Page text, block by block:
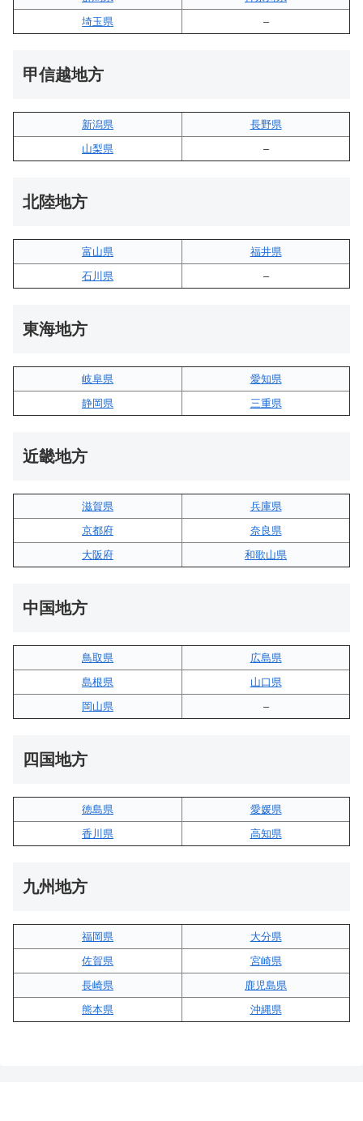
埼玉県
–
甲信越地方
新潟県
長野県
山梨県
–
北陸地方
富山県
福井県
石川県
–
東海地方
岐阜県
愛知県
静岡県
三重県
近畿地方
滋賀県
兵庫県
京都府
奈良県
大阪府
和歌山県
中国地方
鳥取県
広島県
島根県
山口県
岡山県
–
四国地方
徳島県
愛媛県
香川県
高知県
九州地方
福岡県
大分県
佐賀県
宮崎県
長崎県
鹿児島県
熊本県
沖縄県